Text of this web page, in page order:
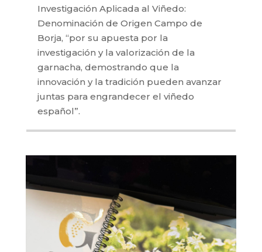
Investigación Aplicada al Viñedo:
Denominación de Origen Campo de
Borja, “por su apuesta por la
investigación y la valorización de la
garnacha, demostrando que la
innovación y la tradición pueden avanzar
juntas para engrandecer el viñedo
español”.